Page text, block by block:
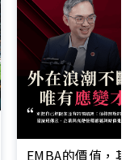
EMBA的價值，